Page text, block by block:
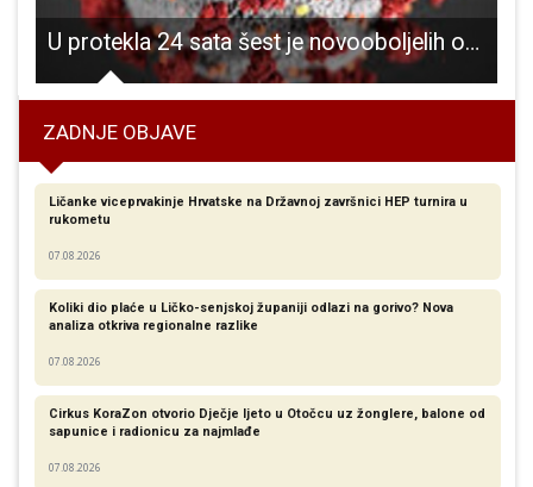
U protekla 24 sata šest je novooboljelih od COVID-19
ZADNJE OBJAVE
Ličanke viceprvakinje Hrvatske na Državnoj završnici HEP turnira u
rukometu
07.08.2026
Koliki dio plaće u Ličko-senjskoj županiji odlazi na gorivo? Nova
analiza otkriva regionalne razlike​
07.08.2026
Cirkus KoraZon otvorio Dječje ljeto u Otočcu uz žonglere, balone od
sapunice i radionicu za najmlađe
07.08.2026